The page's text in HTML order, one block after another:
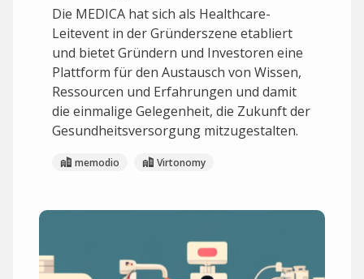
Die MEDICA hat sich als Healthcare-
Leitevent in der Gründerszene etabliert
und bietet Gründern und Investoren eine
Plattform für den Austausch von Wissen,
Ressourcen und Erfahrungen und damit
die einmalige Gelegenheit, die Zukunft der
Gesundheitsversorgung mitzugestalten.
memodio Virtonomy